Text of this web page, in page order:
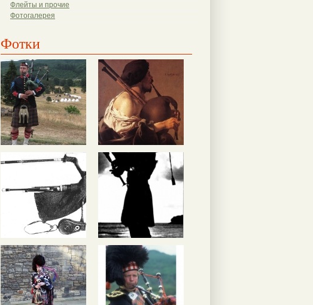
Флейты и прочие
Фотогалерея
Фотки